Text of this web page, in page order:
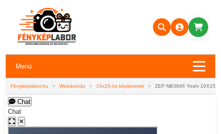
Menü
Fényképlabor.hu » Webáruház » 10x15-ös képkeretek » ZEP NB3846 Yoshi 10X15
Chat
Chat
✕